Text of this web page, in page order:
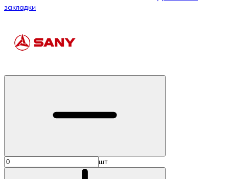
закладки
шт